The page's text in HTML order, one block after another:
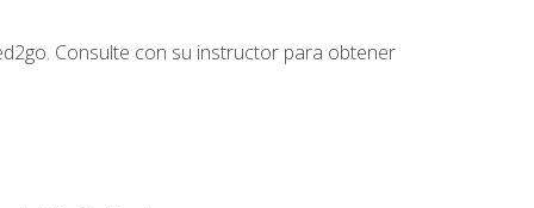
Consulte con su instructor para obtener